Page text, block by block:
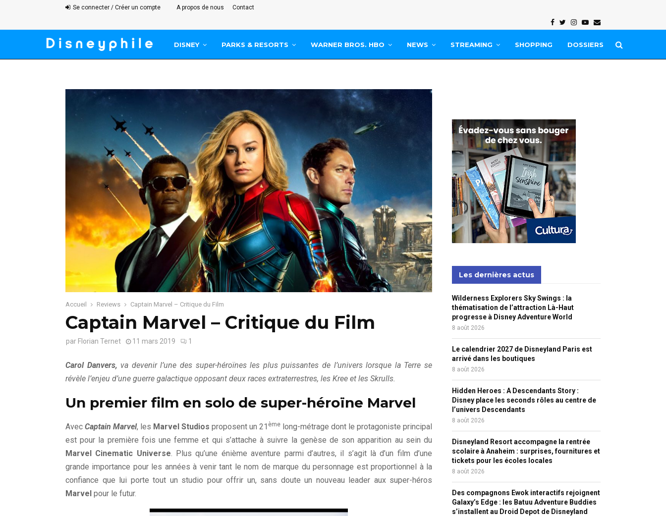
Se connecter / Créer un compte A propos de nous Contact
Facebook
Twitter
Instagram
Youtube
Email
DISNEY PARKS & RESORTS WARNER BROS. HBO NEWS STREAMING SHOPPING DOSSIERS
Accueil Reviews Captain Marvel – Critique du Film
Captain Marvel – Critique du Film
par Florian Ternet 11 mars 2019 1
Carol Danvers, va devenir l’une des super-héroïnes les plus puissantes de l’univers lorsque la Terre se
révèle l’enjeu d’une guerre galactique opposant deux races extraterrestres, les Kree et les Skrulls.
Un premier film en solo de super-héroïne Marvel
Avec Captain Marvel, les Marvel Studios proposent un 21 ème long-métrage dont le protagoniste principal
est pour la première fois une femme et qui s’attache à suivre la genèse de son apparition au sein du
Marvel Cinematic Universe. Plus qu’une énième aventure parmi d’autres, il s’agit là d’un film d’une
grande importance pour les années à venir tant le nom de marque du personnage est proportionnel à la
confiance que lui porte tout un studio pour offrir un, sans doute un nouveau leader aux super-héros
Marvel pour le futur.
Les dernières actus
Wilderness Explorers Sky Swings : la
thématisation de l’attraction Là-Haut
progresse à Disney Adventure World
8 août 2026
Le calendrier 2027 de Disneyland Paris est
arrivé dans les boutiques
8 août 2026
Hidden Heroes : A Descendants Story :
Disney place les seconds rôles au centre de
l’univers Descendants
8 août 2026
Disneyland Resort accompagne la rentrée
scolaire à Anaheim : surprises, fournitures et
tickets pour les écoles locales
8 août 2026
Des compagnons Ewok interactifs rejoignent
Galaxy’s Edge : les Batuu Adventure Buddies
s’installent au Droid Depot de Disneyland